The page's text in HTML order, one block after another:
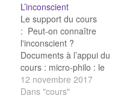
L’inconscient
Le support du cours
: Peut-on connaître
l'inconscient ?
Documents à l’appui du
cours : micro-philo : le
complexe d’OEdipe
selon Freud Vidéo :
12 novembre 2017
Dans "cours"